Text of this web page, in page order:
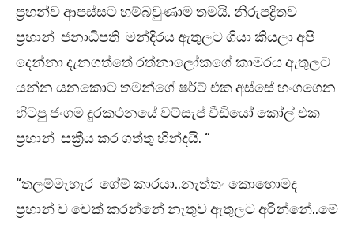
ප්‍රහන්ව ආපස්සට හම්බවුණාම තමයි. නිරුපද්‍රිතව
ප්‍රහාන් ජනාධිපති මන්දිරය ඇතුලට ගියා කියලා අපි
දෙන්නා දැනගත්තේ රත්නාලෝකගේ කාමරය ඇතුලට
යන්න යනකොට තමන්ගේ ෂර්ට් එක අස්සේ හංගගෙන
හිටපු ජංගම දුරකථනයේ වට්සැප් වීඩියෝ කෝල් එක
ප්‍රහාන් සක්‍රීය කර ගත්තු හින්දයි. “
“තලම්මැහැර ගේම් කාරයා..නැත්තං කොහොමද
ප්‍රහාන් ව චෙක් කරන්නේ නැතුව ඇතුලට අරින්නේ..මේ